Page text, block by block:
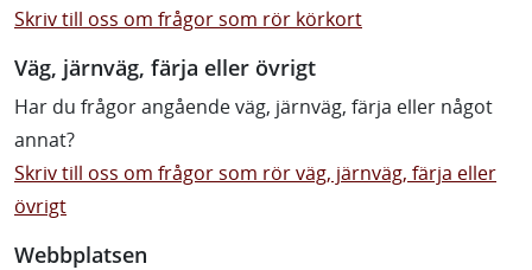
Skriv till oss om frågor som rör körkort
Väg, järnväg, färja eller övrigt
Har du frågor angående väg, järnväg, färja eller något
annat?
Skriv till oss om frågor som rör väg, järnväg, färja eller
övrigt
Webbplatsen